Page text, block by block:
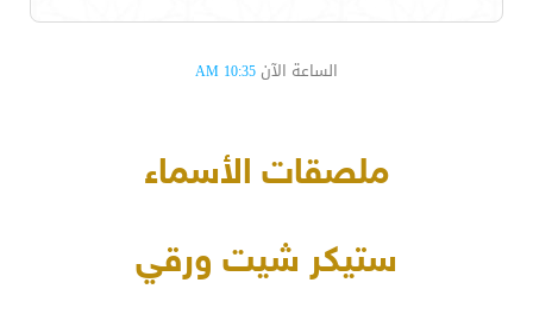
الساعة الآن 10:35 AM
ملصقات الأسماء
ستيكر شيت ورقي